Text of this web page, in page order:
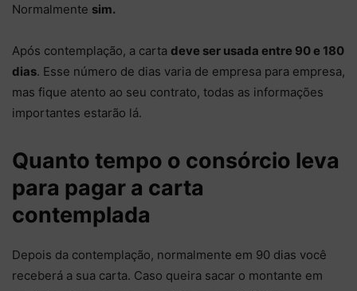
Normalmente sim.
Após contemplação, a carta deve ser usada entre 90 e 180
dias. Esse número de dias varia de empresa para empresa,
mas fique atento ao seu contrato, todas as informações
importantes estarão lá.
Quanto tempo o consórcio leva
para pagar a carta
contemplada
Depois da contemplação, normalmente em 90 dias você
receberá a sua carta. Caso queira sacar o montante em